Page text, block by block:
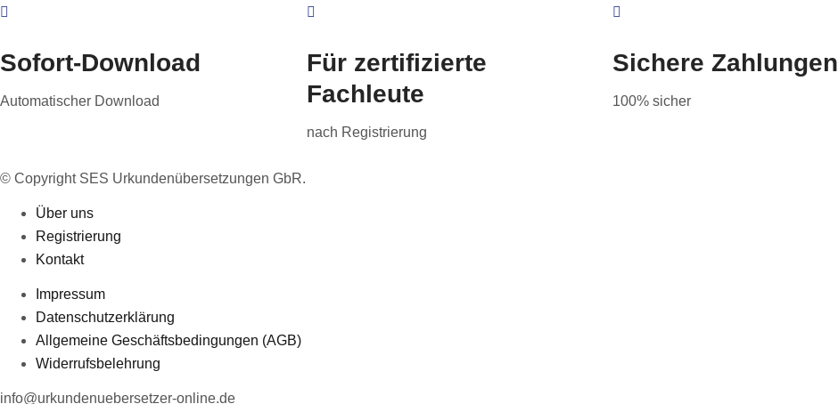
Sofort-Download
Automatischer Download
Für zertifizierte
Fachleute
nach Registrierung
Sichere Zahlungen
100% sicher
© Copyright SES Urkundenübersetzungen GbR.
Über uns
Registrierung
Kontakt
Impressum
Datenschutzerklärung
Allgemeine Geschäftsbedingungen (AGB)
Widerrufsbelehrung
info@urkundenuebersetzer-online.de